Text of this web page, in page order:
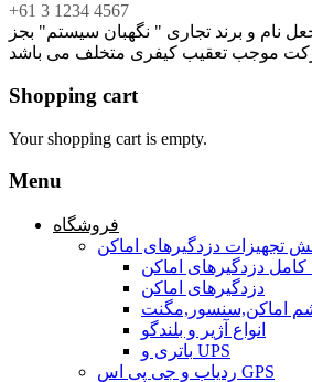
+61 3 1234 4567
نام و برند تجاری " نگهبان سیستم" بجز
موجب تعقیب کیفری متخلف می باشد
Shopping cart
Your shopping cart is empty.
Menu
فروشگاه
تجهیزات دزدگیرهای اماکن
کامل دزدگیرهای اماکن
دزدگیرهای اماکن
اماکن,سنسور,مگنت
انواع آژیر و بلندگو
باتری و UPS
ردیاب و جی پی اس GPS